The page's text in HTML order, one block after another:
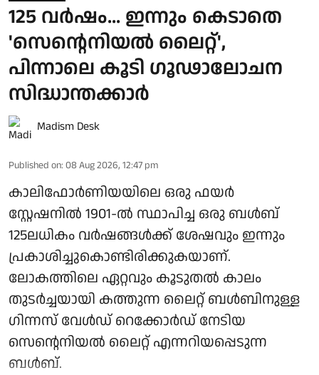
125 വർഷം... ഇന്നും കെടാതെ
'സെന്റെനിയൽ ലൈറ്റ്',
പിന്നാലെ കൂടി ഗൂഢാലോചന
സിദ്ധാന്തക്കാർ
Madism Desk
Published on: 08 Aug 2026, 12:47 pm
കാലിഫോർണിയയിലെ ഒരു ഫയർ
സ്റ്റേഷനിൽ 1901-ൽ സ്ഥാപിച്ച ഒരു ബൾബ്
125ലധികം വർഷങ്ങൾക്ക് ശേഷവും ഇന്നും
പ്രകാശിച്ചുകൊണ്ടിരിക്കുകയാണ്.
ലോകത്തിലെ ഏറ്റവും കൂടുതൽ കാലം
തുടർച്ചയായി കത്തുന്ന ലൈറ്റ് ബൾബിനുള്ള
ഗിന്നസ് വേൾഡ് റെക്കോർഡ് നേടിയ
സെന്റെനിയൽ ലൈറ്റ് എന്നറിയപ്പെടുന്ന
ബൾബ്.